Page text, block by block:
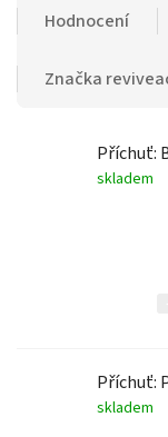
Hodnocení
Značka
Příchuť:
skladem
Příchuť:
skladem